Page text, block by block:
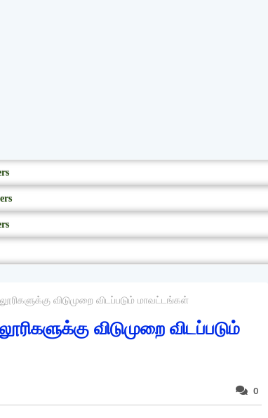
விடுமுறை விடப்படும் மாவட்டங்கள்
விடுமுறை விடப்படும்
0